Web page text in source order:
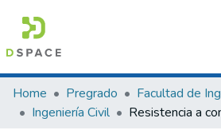
Communities & Collections
All of DSpace
Home Pregrado
Facultad de
Ingeniería Civil